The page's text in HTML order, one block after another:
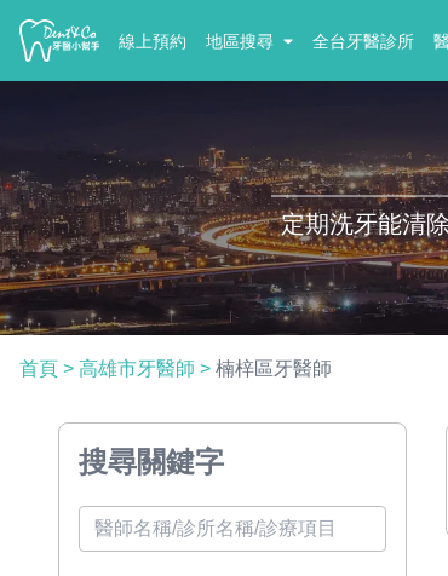
線上預約 地區搜尋 全台牙醫診所
定期洗牙能清
首頁 > 高雄市牙醫師 > 楠梓區牙醫師
搜尋關鍵字